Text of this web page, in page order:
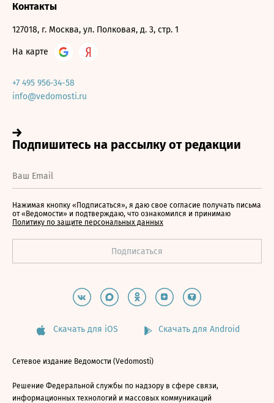
Контакты
127018, г. Москва, ул. Полковая, д. 3, стр. 1
На карте
+7 495 956-34-58
info@vedomosti.ru
Нажимая кнопку «Подписаться», я даю свое согласие получать письма
от «Ведомости» и подтверждаю, что ознакомился и принимаю
Политику по защите персональных данных
Скачать для iOS Скачать для Android
Сетевое издание Ведомости (Vedomosti)
Решение Федеральной службы по надзору в сфере связи,
информационных технологий и массовых коммуникаций